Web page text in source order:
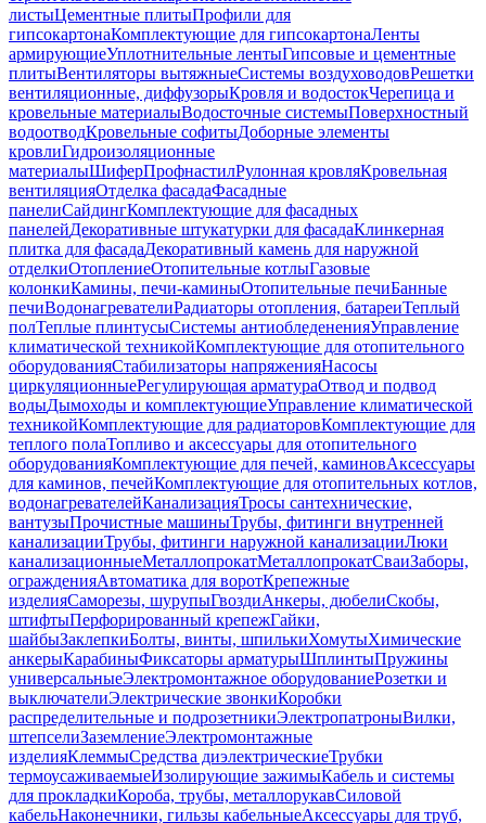
листыЦементные плитыПрофили для
гипсокартонаКомплектующие для гипсокартонаЛенты
армирующиеУплотнительные лентыГипсовые и цементные
плитыВентиляторы вытяжныеСистемы воздуховодовРешетки
вентиляционные, диффузорыКровля и водостокЧерепица и
кровельные материалыВодосточные системыПоверхностный
водоотводКровельные софитыДоборные элементы
кровлиГидроизоляционные
материалыШиферПрофнастилРулонная кровляКровельная
вентиляцияОтделка фасадаФасадные
панелиСайдингКомплектующие для фасадных
панелейДекоративные штукатурки для фасадаКлинкерная
плитка для фасадаДекоративный камень для наружной
отделкиОтоплениеОтопительные котлыГазовые
колонкиКамины, печи-каминыОтопительные печиБанные
печиВодонагревателиРадиаторы отопления, батареиТеплый
полТеплые плинтусыСистемы антиобледененияУправление
климатической техникойКомплектующие для отопительного
оборудованияСтабилизаторы напряженияНасосы
циркуляционныеРегулирующая арматураОтвод и подвод
водыДымоходы и комплектующиеУправление климатической
техникойКомплектующие для радиаторовКомплектующие для
теплого полаТопливо и аксессуары для отопительного
оборудованияКомплектующие для печей, каминовАксессуары
для каминов, печейКомплектующие для отопительных котлов,
водонагревателейКанализацияТросы сантехнические,
вантузыПрочистные машиныТрубы, фитинги внутренней
канализацииТрубы, фитинги наружной канализацииЛюки
канализационныеМеталлопрокатМеталлопрокатСваиЗаборы,
огражденияАвтоматика для воротКрепежные
изделияСаморезы, шурупыГвоздиАнкеры, дюбелиСкобы,
штифтыПерфорированный крепежГайки,
шайбыЗаклепкиБолты, винты, шпилькиХомутыХимические
анкерыКарабиныФиксаторы арматурыШплинтыПружины
универсальныеЭлектромонтажное оборудованиеРозетки и
выключателиЭлектрические звонкиКоробки
распределительные и подрозетникиЭлектропатроныВилки,
штепселиЗаземлениеЭлектромонтажные
изделияКлеммыСредства диэлектрическиеТрубки
термоусаживаемыеИзолирующие зажимыКабель и системы
для прокладкиКороба, трубы, металлорукавСиловой
кабельНаконечники, гильзы кабельныеАксессуары для труб,